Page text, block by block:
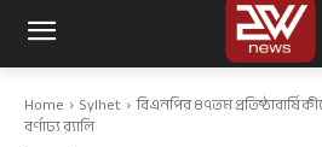
Home Sylhet বিএনপির ৪৭তম
বর্ণাঢ্য র‌্যালি